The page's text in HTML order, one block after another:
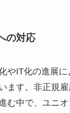
の対応
やIT化の進展
ます。非正規
む中で、ユニオ